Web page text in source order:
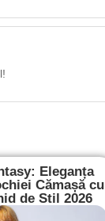
Eleganța
Cămașă cu
de Stil 2026